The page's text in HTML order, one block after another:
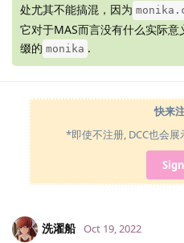
处尤其不能搞混，因为
它对于MAS而言没有什么实际
缀的 monika .
快来
*即使不注册, DCC也会
洗濯船 Oct 19, 2022